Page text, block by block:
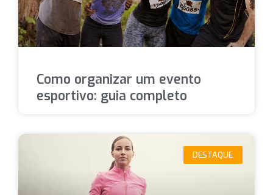
Como organizar um evento
esportivo: guia completo
DESTAQUE